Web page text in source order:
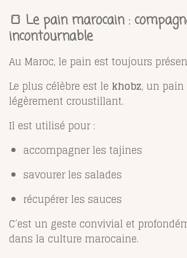
🍞 Le pain marocain :
incontournable
Au Maroc, le pain est toujours
Le plus célèbre est le khobz, un
légèrement croustillant.
Il est utilisé pour :
accompagner les tajines
savourer les salades
récupérer les sauces
C’est un geste convivial et
dans la culture marocaine.